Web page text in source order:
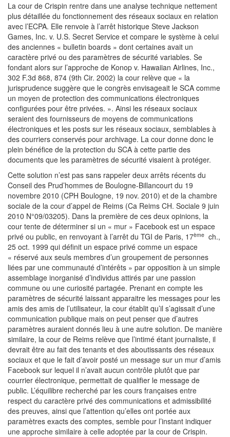
La cour de Crispin rentre dans une analyse technique nettement
plus détaillée du fonctionnement des réseaux sociaux en relation
avec l’ECPA. Elle renvoie à l’arrêt historique Steve Jackson
Games, Inc. v. U.S. Secret Service et compare le système à celui
des anciennes « bulletin boards » dont certaines avait un
caractère privé ou des paramètres de sécurité variables. Se
fondant alors sur l’approche de Konop v. Hawaiian Airlines, Inc.,
302 F.3d 868, 874 (9th Cir. 2002) la cour relève que « la
jurisprudence suggère que le congrès envisageait le SCA comme
un moyen de protection des communications électroniques
configurées pour être privées. ». Ainsi les réseaux sociaux
seraient des fournisseurs de moyens de communications
électroniques et les posts sur les réseaux sociaux, semblables à
des courriers conservés pour archivage. La cour donne donc le
plein bénéfice de la protection du SCA à cette partie des
documents que les paramètres de sécurité visaient à protéger.
Cette solution n’est pas sans rappeler deux arrêts récents du
Conseil des Prud’hommes de Boulogne-Billancourt du 19
novembre 2010 (CPH Boulogne, 19 nov. 2010) et de la chambre
sociale de la cour d’appel de Reims (Ca Reims CH. Sociale 9 juin
2010 N°09/03205). Dans la première de ces deux opinions, la
cour tente de déterminer si un « mur » Facebook est un espace
privé ou public, en renvoyant à l’arrêt du TGI de Paris, 17ème ch.,
25 oct. 1999 qui définit un espace privé comme un espace
« réservé aux seuls membres d’un groupement de personnes
liées par une communauté d’intérêts » par opposition à un simple
assemblage inorganisé d’individus attirés par une passion
commune ou une curiosité partagée. Prenant en compte les
paramètres de sécurité laissant apparaitre les messages pour les
amis des amis de l’utilisateur, la cour établit qu’il s’agissait d’une
communication publique mais on peut penser que d’autres
paramètres auraient donnés lieu à une autre solution. De manière
similaire, la cour de Reims relève que l’intimé étant journaliste, il
devrait être au fait des tenants et des aboutissants des réseaux
sociaux et que le fait d’avoir posté un message sur un mur d’amis
Facebook sur lequel il n’avait aucun contrôle plutôt que par
courrier électronique, permettait de qualifier le message de
public. L’équilibre recherché par les cours françaises entre
respect du caractère privé des communications et admissibilité
des preuves, ainsi que l’attention qu’elles ont portée aux
paramètres exacts des comptes, semble pour l’instant indiquer
une approche similaire à celle adoptée par la cour de Crispin.